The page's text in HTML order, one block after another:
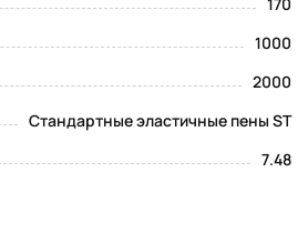
1000
2000
Стандартные эластичные пены ST
7.48